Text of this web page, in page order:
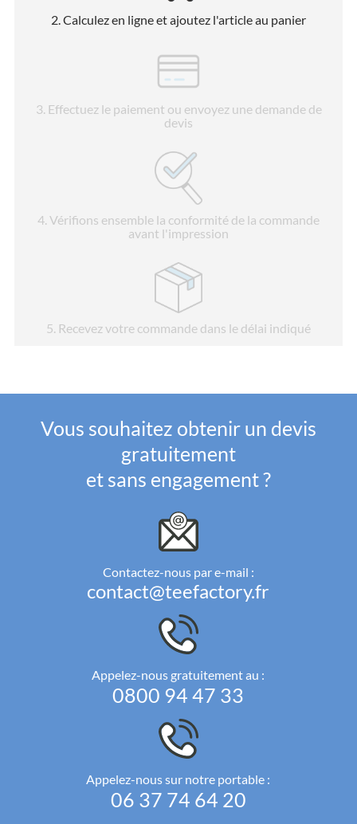
2. Calculez en ligne et ajoutez l'article au panier
3 . Effectuez le paiement ou envoyez une demande de
devis
4. Vérifions ensemble la conformité de la commande
avant l'impression
5 . Recevez votre commande dans le délai indiqué
Vous souhaitez obtenir un devis
gratuitement
et sans engagement ?
Contactez-nous par e-mail :
contact@teefactory.fr
Appelez-nous gratuitement au :
0800 94 47 33
Appelez-nous sur notre portable :
06 37 74 64 20